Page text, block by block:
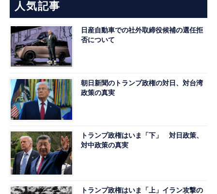
人気記事
日産自動車での社外取締役候補の選任拒
否について
朝日新聞のトランプ政権の対日、対台湾
政策の真実
トランプ政権はいま「下」 対日政策、
対中政策の真実
トランプ政権はいま「上」イラン攻撃の